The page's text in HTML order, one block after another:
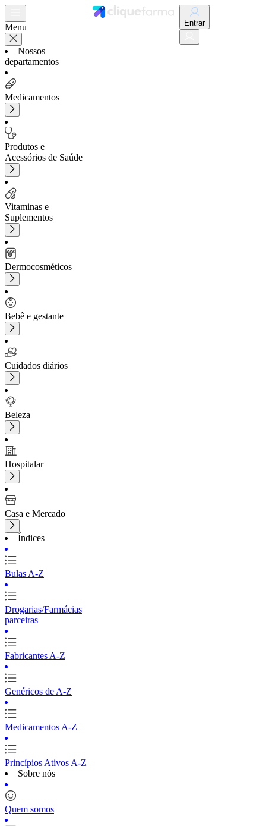
Menu
Nossos
departamentos
Medicamentos
Produtos e
Acessórios de Saúde
Vitaminas e
Suplementos
Dermocosméticos
Bebê e gestante
Cuidados diários
Beleza
Hospitalar
Casa e Mercado
Índices
Bulas A-Z
Drogarias/Farmácias
parceiras
Fabricantes A-Z
Genéricos de A-Z
Medicamentos A-Z
Princípios Ativos A-Z
Sobre nós
Quem somos
Entrar